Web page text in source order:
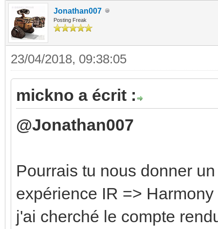
Jonathan007
Posting Freak
23/04/2018, 09:38:05
mickno a écrit :
@Jonathan007
Pourrais tu nous donner
expérience IR =>
j'ai cherché le compte